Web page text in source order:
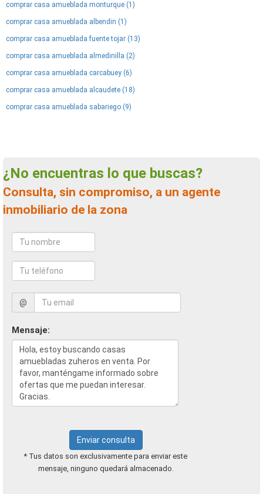
comprar casa amueblada monturque (1)
comprar casa amueblada albendin (1)
comprar casa amueblada fuente tojar (13)
comprar casa amueblada almedinilla (2)
comprar casa amueblada carcabuey (6)
comprar casa amueblada alcaudete (18)
comprar casa amueblada sabariego (9)
¿No encuentras lo que buscas?
Consulta, sin compromiso, a un agente
inmobiliario de la zona
@
Mensaje:
Enviar consulta
* Tus datos son exclusivamente para enviar este
mensaje, ninguno quedará almacenado.